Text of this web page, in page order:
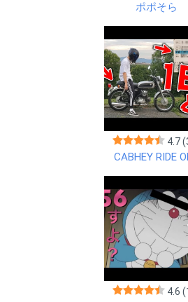
ポポそら
4.7
CABHEY RIDE
4.6